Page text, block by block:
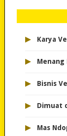
▸ Karya
▸
▸ Bisnis
▸ Dimuat
▸ Mas